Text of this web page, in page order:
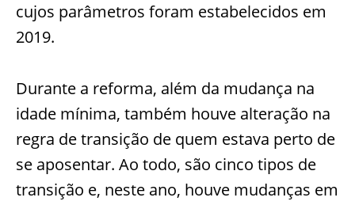
cujos parâmetros foram estabelecidos em
2019.
Durante a reforma, além da mudança na
idade mínima, também houve alteração na
regra de transição de quem estava perto de
se aposentar. Ao todo, são cinco tipos de
transição e, neste ano, houve mudanças em